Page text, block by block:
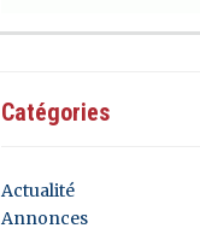
Catégories
Actualité
Annonces